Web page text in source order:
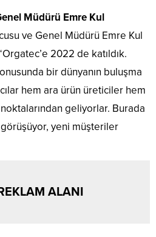
Müdürü Emre Kul
ve Genel Müdürü Emre Kul
2022 de katıldık.
bir dünyanın buluşma
hem ara ürün üreticiler hem
geliyorlar. Burada
yeni müşteriler
ALANI